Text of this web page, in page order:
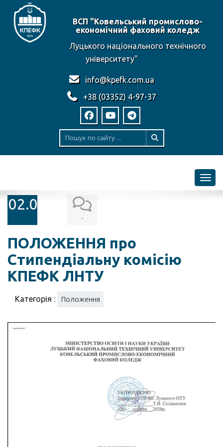
ВСП "Ковельський промислово-
економічний фаховий коледж
Луцького національного технічного
університету"
info@kpefk.com.ua
+38 (03352) 4-97-37
02.03.2021
-
ПОЛОЖЕННЯ про
Стипендіальну комісію
КПЕФК ЛНТУ
Категорія : Положення